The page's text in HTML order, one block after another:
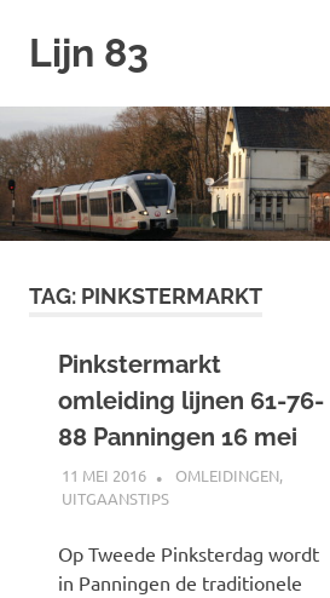
naar
inhoud
Lijn 83
TAG: PINKSTERMARKT
Pinkstermarkt
omleiding lijnen 61-76-
88 Panningen 16 mei
11 MEI 2016 JOHAN
OMLEIDINGEN,
UITGAANSTIPS
Op Tweede Pinksterdag wordt
in Panningen de traditionele